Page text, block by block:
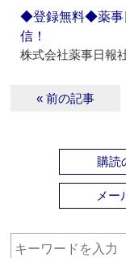
◆登録無料◆薬事
信！
株式会社薬事日報
« 前の記事
購読
メー